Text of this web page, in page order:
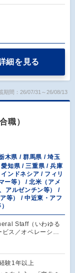
細を見る
期間：26/07/31～26/08/13
職）
木県 / 群馬県 / 埼玉
知県 / 三重県 / 兵庫
ンドネシア / フィリ
ー等） / 北米（アメ
アルゼンチン等） /
等） / 中近東・アフ
Staff（いわゆる
ビス／オペレーシ…
験1年以上